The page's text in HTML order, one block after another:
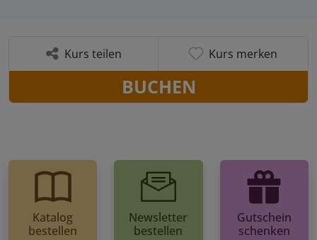
Kurs teilen Kurs merken
BUCHEN
Katalog
bestellen
Newsletter
bestellen
Gutschein
schenken